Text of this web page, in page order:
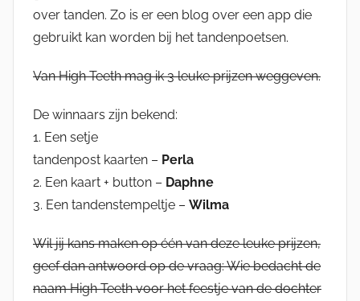
over tanden. Zo is er een blog over een app die
gebruikt kan worden bij het tandenpoetsen.
Van High Teeth mag ik 3 leuke prijzen weggeven.
De winnaars zijn bekend:
1. Een setje
tandenpost kaarten – Perla
2. Een kaart + button – Daphne
3. Een tandenstempeltje – Wilma
Wil jij kans maken op één van deze leuke prijzen,
geef dan antwoord op de vraag: Wie bedacht de
naam High Teeth voor het feestje van de dochter